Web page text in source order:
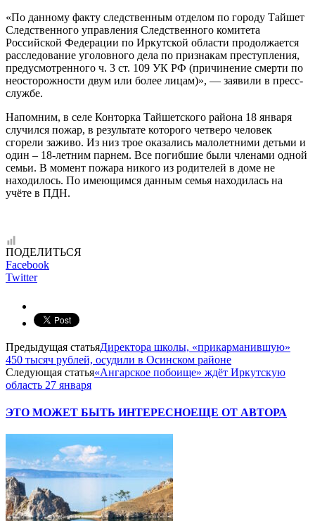
«По данному факту следственным отделом по городу Тайшет
Следственного управления Следственного комитета
Российской Федерации по Иркутской области продолжается
расследование уголовного дела по признакам преступления,
предусмотренного ч. 3 ст. 109 УК РФ (причинение смерти по
неосторожности двум или более лицам)», — заявили в пресс-
службе.
Напомним, в селе Конторка Тайшетского района 18 января
случился пожар, в результате которого четверо человек
сгорели заживо. Из низ трое оказались малолетними детьми и
один – 18-летним парнем. Все погибшие были членами одной
семьи. В момент пожара никого из родителей в доме не
находилось. По имеющимся данным семья находилась на
учёте в ПДН.
ПОДЕЛИТЬСЯ
Facebook
Twitter
Предыдущая статьяДиректора школы, «прикарманившую»
450 тысяч рублей, осудили в Осинском районе
Следующая статья«Ангарское побоище» ждёт Иркутскую
область 27 января
ЭТО МОЖЕТ БЫТЬ ИНТЕРЕСНОЕЩЕ ОТ АВТОРА